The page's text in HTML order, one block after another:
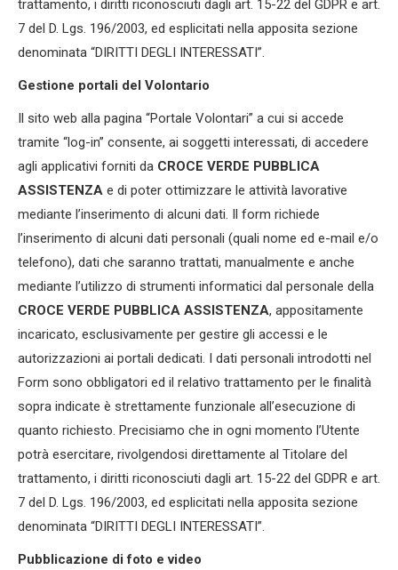
trattamento, i diritti riconosciuti dagli art. 15-22 del GDPR e art.
7 del D. Lgs. 196/2003, ed esplicitati nella apposita sezione
denominata “DIRITTI DEGLI INTERESSATI”.
Gestione portali del Volontario
Il sito web alla pagina “Portale Volontari” a cui si accede
tramite “log-in” consente, ai soggetti interessati, di accedere
agli applicativi forniti da CROCE VERDE PUBBLICA
ASSISTENZA e di poter ottimizzare le attività lavorative
mediante l’inserimento di alcuni dati. Il form richiede
l’inserimento di alcuni dati personali (quali nome ed e-mail e/o
telefono), dati che saranno trattati, manualmente e anche
mediante l’utilizzo di strumenti informatici dal personale della
CROCE VERDE PUBBLICA ASSISTENZA, appositamente
incaricato, esclusivamente per gestire gli accessi e le
autorizzazioni ai portali dedicati. I dati personali introdotti nel
Form sono obbligatori ed il relativo trattamento per le finalità
sopra indicate è strettamente funzionale all’esecuzione di
quanto richiesto. Precisiamo che in ogni momento l’Utente
potrà esercitare, rivolgendosi direttamente al Titolare del
trattamento, i diritti riconosciuti dagli art. 15-22 del GDPR e art.
7 del D. Lgs. 196/2003, ed esplicitati nella apposita sezione
denominata “DIRITTI DEGLI INTERESSATI”.
Pubblicazione di foto e video